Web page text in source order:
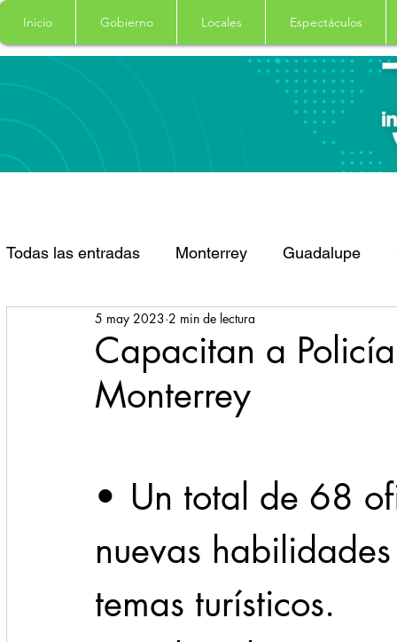
Inicio Gobierno Locales Espectáculos
Todas las entradas Monterrey Guadalupe
Santa Catarina San Pedro Garza Garcia
Espectaculos Clima Principal
31abr
Capacitan a
Monterrey
5 may 2023 2 min de lectura
•	Un total de 68 oficiales aprendieron
nuevas
temas turísticos.